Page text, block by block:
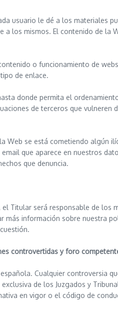
usuario le dé a los materiales
a los mismos. El contenido de la
o funcionamiento de
de enlace.
donde permita el
de terceros que vulneren
Web se está cometiendo algún
que aparece en nuestros
que denuncia.
Titular será responsable de los
más información sobre nuestra
controvertidas y foro
Cualquier controversia
de los Juzgados y
en vigor o el código de